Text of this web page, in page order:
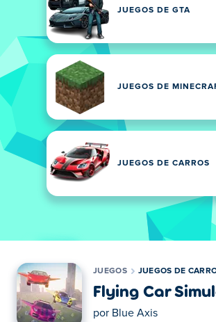
JUEGOS DE GTA
JUEGOS DE
JUEGOS DE CARROS
JUEGOS JUEGOS DE
Flying Car
por Blue Axis